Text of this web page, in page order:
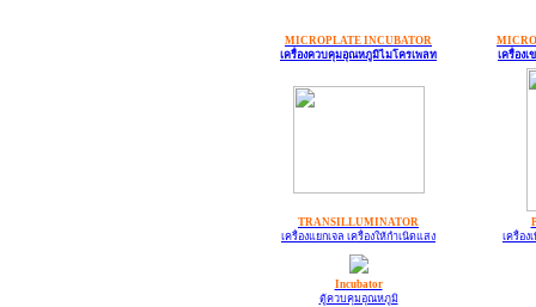
MICROPLATE INCUBATOR
เครื่องควบคุมอุณหภูมิไมโครเพลท
เครื่อง
TRANSILLUMINATOR
เครื่องแยกเจล เครื่องให้กำเนิดแสง
เครื่อง
Incubator
ตู้ควบคุมอุณหภูมิ